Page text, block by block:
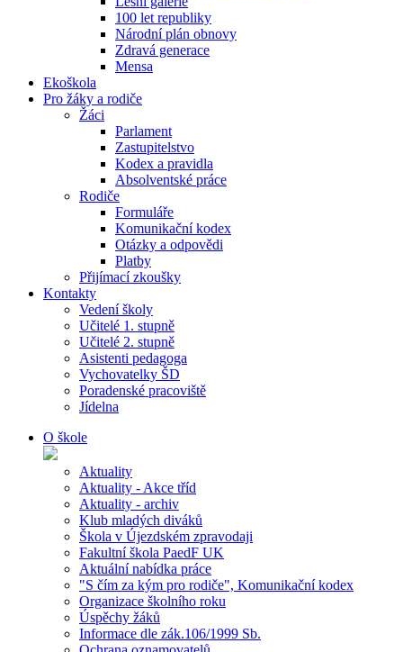
100 let republiky
Národní plán obnovy
Zdravá generace
Mensa
Ekoškola
Pro žáky a rodiče
Žáci
Parlament
Zastupitelstvo
Kodex a pravidla
Absolventské práce
Rodiče
Formuláře
Komunikační kodex
Otázky a odpovědi
Platby
Přijímací zkoušky
Kontakty
Vedení školy
Učitelé 1. stupně
Učitelé 2. stupně
Asistenti pedagoga
Vychovatelky ŠD
Poradenské pracoviště
Jídelna
O škole
Aktuality
Aktuality - Akce tříd
Aktuality - archiv
Klub mladých diváků
Škola v Újezdském zpravodaji
Fakultní škola PaedF UK
Aktuální nabídka práce
"S čím za kým pro rodiče", Komunikační kodex
Organizace školního roku
Úspěchy žáků
Informace dle zák.106/1999 Sb.